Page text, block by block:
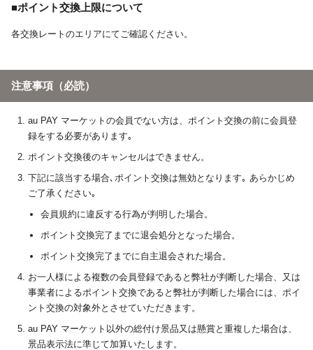
■ポイント交換上限について
各交換レートのエリアにてご確認ください。
注意事項（必読）
au PAY マーケットの会員でない方は、ポイント交換の前に会員登
録をする必要があります｡
ポイント交換後のキャンセルはできません。
下記に該当する場合､ポイント交換は無効となります｡ あらかじめ
ご了承ください｡
会員規約に違反する行為が判明した場合。
ポイント交換完了までに退会処分となった場合。
ポイント交換完了までに自主退会された場合。
お一人様による複数の会員登録であると弊社が判断した場合、又は
事業者によるポイント交換であると弊社が判断した場合には、ポイ
ント交換の対象外とさせていただきます。
au PAY マーケット以外の総付け景品又は懸賞と重複した場合は、
景品表示法に準じて加算いたします。